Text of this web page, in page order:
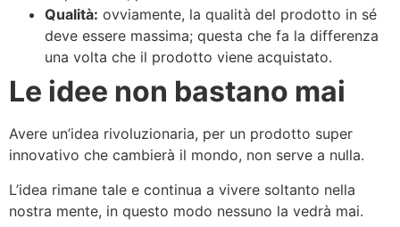
Qualità: ovviamente, la qualità del prodotto in sé
deve essere massima; questa che fa la differenza
una volta che il prodotto viene acquistato.
Le idee non bastano mai
Avere un’idea rivoluzionaria, per un prodotto super
innovativo che cambierà il mondo, non serve a nulla.
L’idea rimane tale e continua a vivere soltanto nella
nostra mente, in questo modo nessuno la vedrà mai.